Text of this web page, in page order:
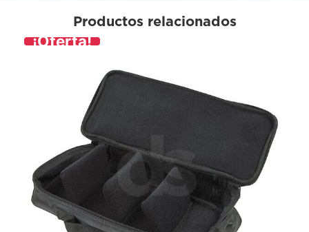
Productos relacionados
¡Oferta!